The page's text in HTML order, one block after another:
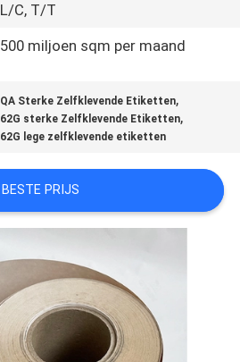
L/C, T/T
500 miljoen sqm per maand
QA Sterke Zelfklevende Etiketten,
62G sterke Zelfklevende Etiketten,
62G lege zelfklevende etiketten
BESTE PRIJS